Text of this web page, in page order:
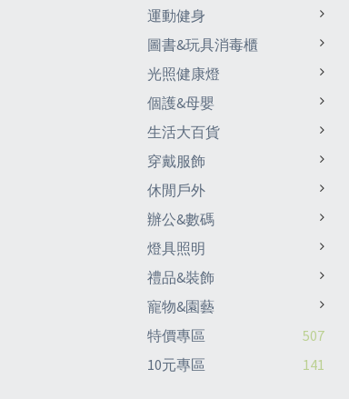
運動健身
圖書&玩具消毒櫃
光照健康燈
個護&母嬰
生活大百貨
穿戴服飾
休閒戶外
辦公&數碼
燈具照明
禮品&裝飾
寵物&園藝
特價專區
507
10元專區
141